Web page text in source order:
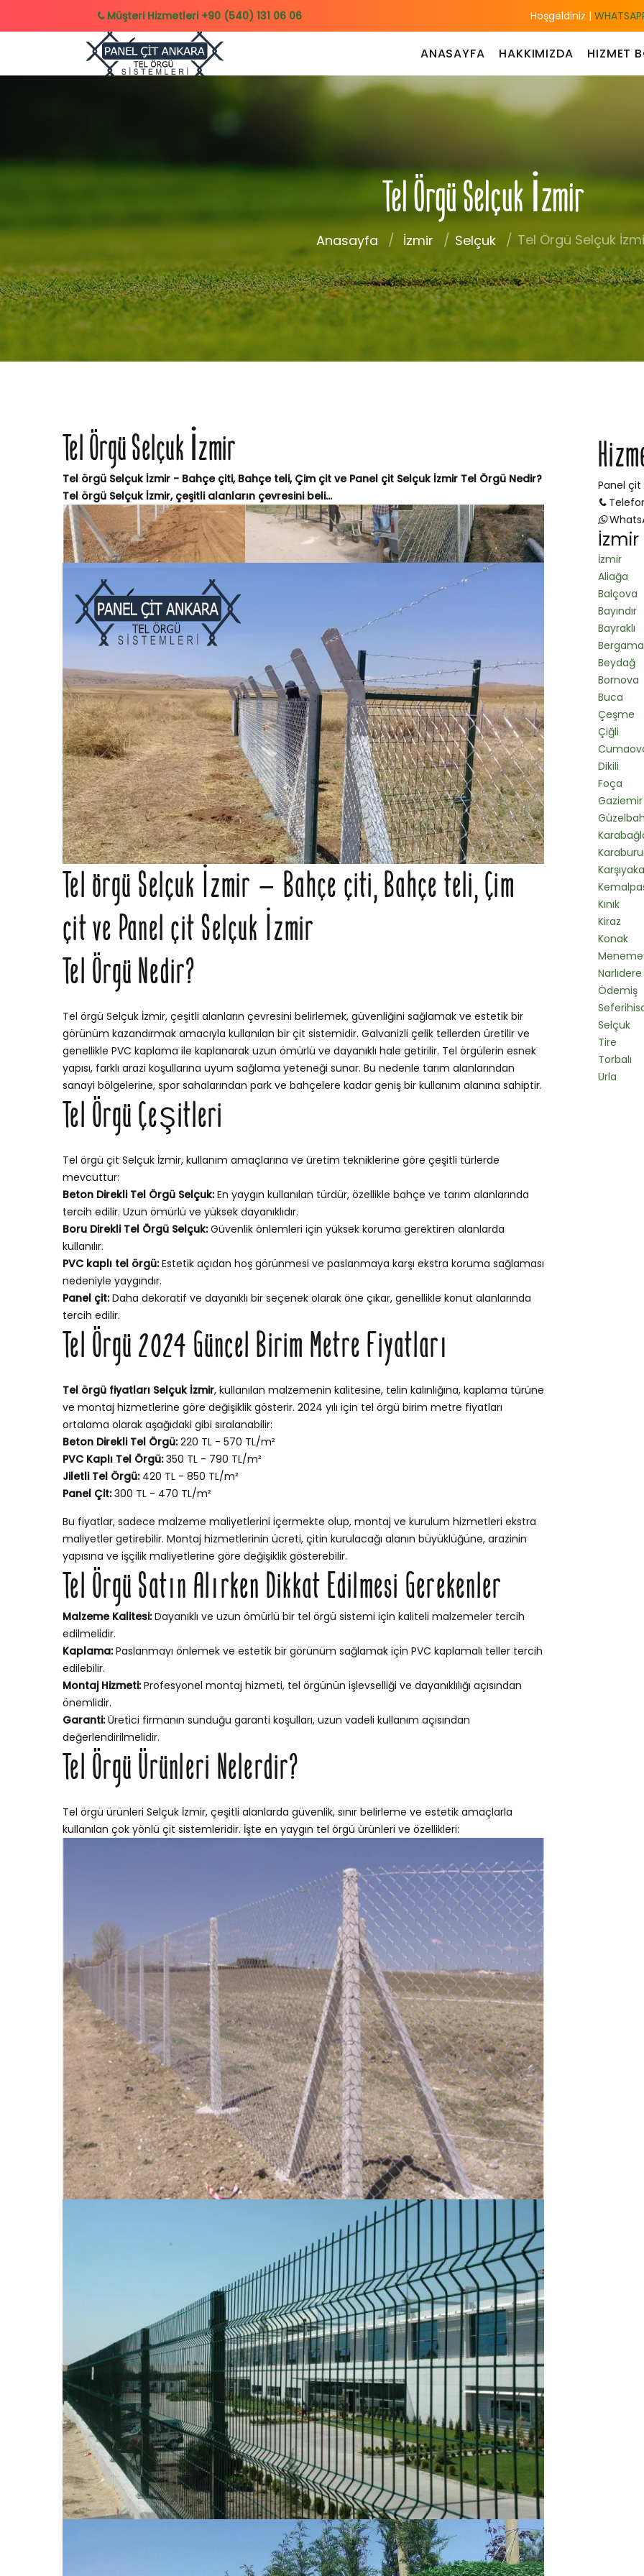
Müşteri Hizmetleri +90 (540) 131 06 06 Hoşgeldiniz |
ANASAYFA HAKKIMIZDA HIZMET
Tel Örgü Selçuk İzmir
Anasayfa İzmir Selçuk Tel Örgü Selçuk
Panel çit
İzmir
İzmir
Aliağa
Balçova
Bayındır
Bayraklı
Bergama
Beydağ
Bornova
Buca
Çeşme
Çiğli
Dikili
Foça
Gaziemir
Karşıyaka
Kınık
Kiraz
Konak
Narlıdere
Ödemiş
Selçuk
Tire
Torbalı
Urla
Tel Örgü Selçuk İzmir
Tel örgü Selçuk İzmir - Bahçe çiti, Bahçe teli, Çim çit ve Panel çit Selçuk İzmir Tel Örgü Nedir?
Tel örgü Selçuk İzmir, çeşitli alanların çevresini beli...
Tel örgü Selçuk İzmir – Bahçe çiti, Bahçe teli, Çim
çit ve Panel çit Selçuk İzmir
Tel Örgü Nedir?
Tel örgü Selçuk İzmir, çeşitli alanların çevresini belirlemek, güvenliğini sağlamak ve estetik bir
görünüm kazandırmak amacıyla kullanılan bir çit sistemidir. Galvanizli çelik tellerden üretilir ve
genellikle PVC kaplama ile kaplanarak uzun ömürlü ve dayanıklı hale getirilir. Tel örgülerin esnek
yapısı, farklı arazi koşullarına uyum sağlama yeteneği sunar. Bu nedenle tarım alanlarından
sanayi bölgelerine, spor sahalarından park ve bahçelere kadar geniş bir kullanım alanına sahiptir.
Tel Örgü Çeşitleri
Tel örgü çit Selçuk İzmir, kullanım amaçlarına ve üretim tekniklerine göre çeşitli türlerde
mevcuttur:
Beton Direkli Tel Örgü Selçuk:En yaygın kullanılan türdür, özellikle bahçe ve tarım alanlarında
tercih edilir. Uzun ömürlü ve yüksek dayanıklıdır.
Boru Direkli Tel Örgü Selçuk:Güvenlik önlemleri için yüksek koruma gerektiren alanlarda
kullanılır.
PVC kaplı tel örgü:Estetik açıdan hoş görünmesi ve paslanmaya karşı ekstra koruma sağlaması
nedeniyle yaygındır.
Panel çit:Daha dekoratif ve dayanıklı bir seçenek olarak öne çıkar, genellikle konut alanlarında
tercih edilir.
Tel Örgü 2024 Güncel Birim Metre Fiyatları
Tel örgü fiyatları Selçuk İzmir, kullanılan malzemenin kalitesine, telin kalınlığına, kaplama türüne
ve montaj hizmetlerine göre değişiklik gösterir. 2024 yılı için tel örgü birim metre fiyatları
ortalama olarak aşağıdaki gibi sıralanabilir:
Beton Direkli Tel Örgü:220 TL - 570 TL/m²
PVC Kaplı Tel Örgü:350 TL - 790 TL/m²
Jiletli Tel Örgü:420 TL - 850 TL/m²
Panel Çit:300 TL - 470 TL/m²
Bu fiyatlar, sadece malzeme maliyetlerini içermekte olup, montaj ve kurulum hizmetleri ekstra
maliyetler getirebilir. Montaj hizmetlerinin ücreti, çitin kurulacağı alanın büyüklüğüne, arazinin
yapısına ve işçilik maliyetlerine göre değişiklik gösterebilir.
Tel Örgü Satın Alırken Dikkat Edilmesi Gerekenler
Malzeme Kalitesi:Dayanıklı ve uzun ömürlü bir tel örgü sistemi için kaliteli malzemeler tercih
edilmelidir.
Kaplama:Paslanmayı önlemek ve estetik bir görünüm sağlamak için PVC kaplamalı teller tercih
edilebilir.
Montaj Hizmeti:Profesyonel montaj hizmeti, tel örgünün işlevselliği ve dayanıklılığı açısından
önemlidir.
Garanti:Üretici firmanın sunduğu garanti koşulları, uzun vadeli kullanım açısından
değerlendirilmelidir.
Tel Örgü Ürünleri Nelerdir?
Tel örgü ürünleri Selçuk İzmir, çeşitli alanlarda güvenlik, sınır belirleme ve estetik amaçlarla
kullanılan çok yönlü çit sistemleridir. İşte en yaygın tel örgü ürünleri ve özellikleri: